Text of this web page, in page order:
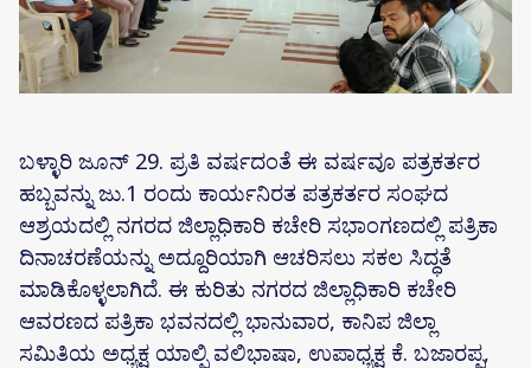
ಬಳ್ಳಾರಿ ಜೂನ್ 29. ಪ್ರತಿ ವರ್ಷದಂತೆ ಈ ವರ್ಷವೂ ಪತ್ರಕರ್ತರ
ಹಬ್ಬವನ್ನು ಜು.1 ರಂದು ಕಾರ್ಯನಿರತ ಪತ್ರಕರ್ತರ ಸಂಘದ
ಆಶ್ರಯದಲ್ಲಿ ನಗರದ ಜಿಲ್ಲಾಧಿಕಾರಿ ಕಚೇರಿ ಸಭಾಂಗಣದಲ್ಲಿ ಪತ್ರಿಕಾ
ದಿನಾಚರಣೆಯನ್ನು ಅದ್ದೂರಿಯಾಗಿ ಆಚರಿಸಲು ಸಕಲ ಸಿದ್ಧತೆ
ಮಾಡಿಕೊಳ್ಳಲಾಗಿದೆ. ಈ ಕುರಿತು ನಗರದ ಜಿಲ್ಲಾಧಿಕಾರಿ ಕಚೇರಿ
ಆವರಣದ ಪತ್ರಿಕಾ ಭವನದಲ್ಲಿ ಭಾನುವಾರ, ಕಾನಿಪ ಜಿಲ್ಲಾ
ಸಮಿತಿಯ ಅಧ್ಯಕ್ಷ ಯಾಲ್ಪಿ ವಲಿಭಾಷಾ, ಉಪಾಧ್ಯಕ್ಷ ಕೆ. ಬಜಾರಪ್ಪ,